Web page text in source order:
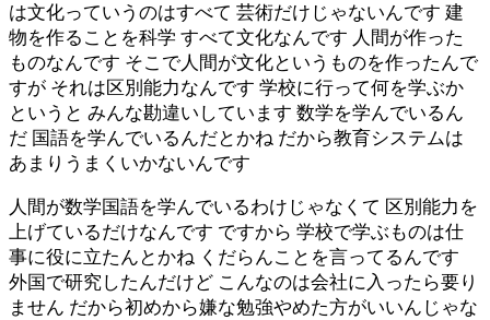
は文化っていうのはすべて 芸術だけじゃないんです 建
物を作ることを科学 すべて文化なんです 人間が作った
ものなんです そこで人間が文化というものを作ったんで
すが それは区別能力なんです 学校に行って何を学ぶか
というと みんな勘違いしています 数学を学んでいるん
だ 国語を学んでいるんだとかね だから教育システムは
あまりうまくいかないんです
人間が数学国語を学んでいるわけじゃなくて 区別能力を
上げているだけなんです ですから 学校で学ぶものは仕
事に役に立たんとかね くだらんことを言ってるんです
外国で研究したんだけど こんなのは会社に入ったら要り
ません だから初めから嫌な勉強やめた方がいいんじゃな